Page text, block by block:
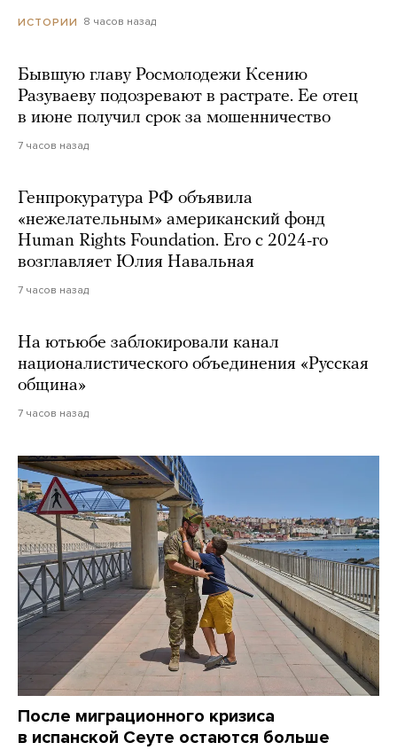
ИСТОРИИ 8 часов назад
Бывшую главу Росмолодежи Ксению
Разуваеву подозревают в растрате. Ее отец
в июне получил срок за мошенничество
7 часов назад
Генпрокуратура РФ объявила
«нежелательным» американский фонд
Human Rights Foundation. Его с 2024-го
возглавляет Юлия Навальная
7 часов назад
На ютьюбе заблокировали канал
националистического объединения «Русская
община»
7 часов назад
После миграционного кризиса
в испанской Сеуте остаются больше